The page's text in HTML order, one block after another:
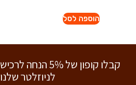
הוספה לסל
קבלו קופון של
לניוזלטר